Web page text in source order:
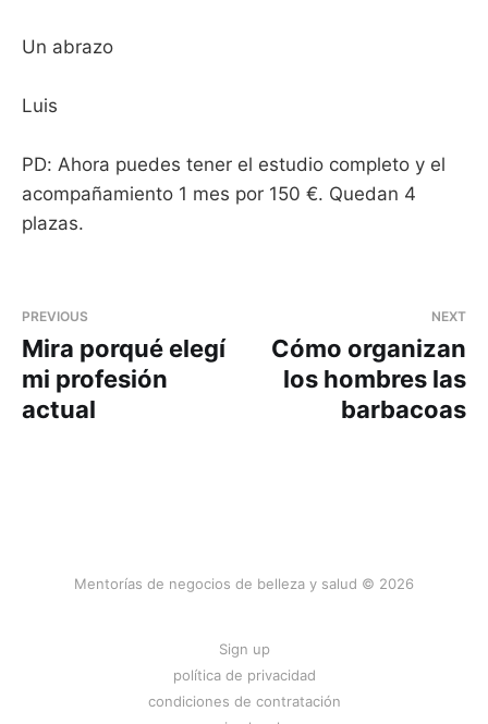
Un abrazo
Luis
PD: Ahora puedes tener el estudio completo y el
acompañamiento 1 mes por 150 €. Quedan 4
plazas.
PREVIOUS
Mira porqué elegí
mi profesión
actual
NEXT
Cómo organizan
los hombres las
barbacoas
Mentorías de negocios de belleza y salud © 2026
Sign up
política de privacidad
condiciones de contratación